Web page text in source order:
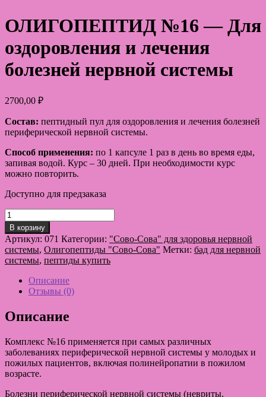
ОЛИГОПЕПТИД №16 — Для
оздоровления и лечения
болезней нервной системы
2700,00 ₽
Состав: пептидный пул для оздоровления и лечения болезней
периферической нервной системы.
Способ применения: по 1 капсуле 1 раз в день во время еды,
запивая водой. Курс – 30 дней. При необходимости курс
можно повторить.
Доступно для предзаказа
Количество
товара
ОЛИГОПЕПТИД
№16
—
Для
оздоровления
лечения
болезней
нервной
В корзину
Артикул: 071 Категории: "Сово-Сова" для здоровья нервной
системы, Олигопептиды "Сово-Сова" Метки: бад для нервной
системы, пептиды купить
Описание
Отзывы (0)
Описание
Комплекс №16 применяется при самых различных
заболеваниях периферической нервной системы у молодых и
пожилых пациентов, включая полинейропатии в пожилом
возрасте.
Болезни периферической нервной системы (невриты,